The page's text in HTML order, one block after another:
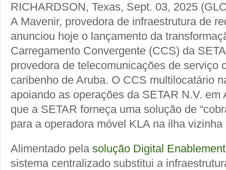
RICHARDSON, Texas, Sept. 03, 2025
A Mavenir, provedora de infraestrutura de
anunciou hoje o lançamento da
Carregamento Convergente (CCS) da
provedora de telecomunicações de serviço
caribenho de Aruba. O CCS multilocatário
apoiando as operações da SETAR N.V. em
que a SETAR forneça uma solução de
para a operadora móvel KLA na ilha
Alimentado pela solução Digital
sistema centralizado substitui a